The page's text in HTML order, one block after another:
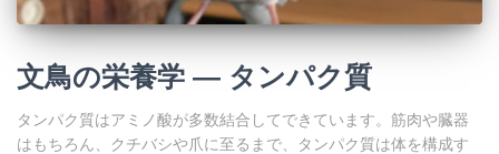
文鳥の栄養学 ― タンパク質
タンパク質はアミノ酸が多数結合してできています。筋肉や臓器
はもちろん、クチバシや爪に至るまで、タンパク質は体を構成す